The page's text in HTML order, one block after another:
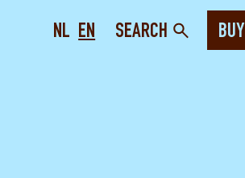
NL EN SEARCH